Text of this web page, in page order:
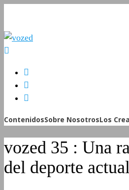
ContenidosSobre NosotrosLos
vozed 35 : Una
del deporte